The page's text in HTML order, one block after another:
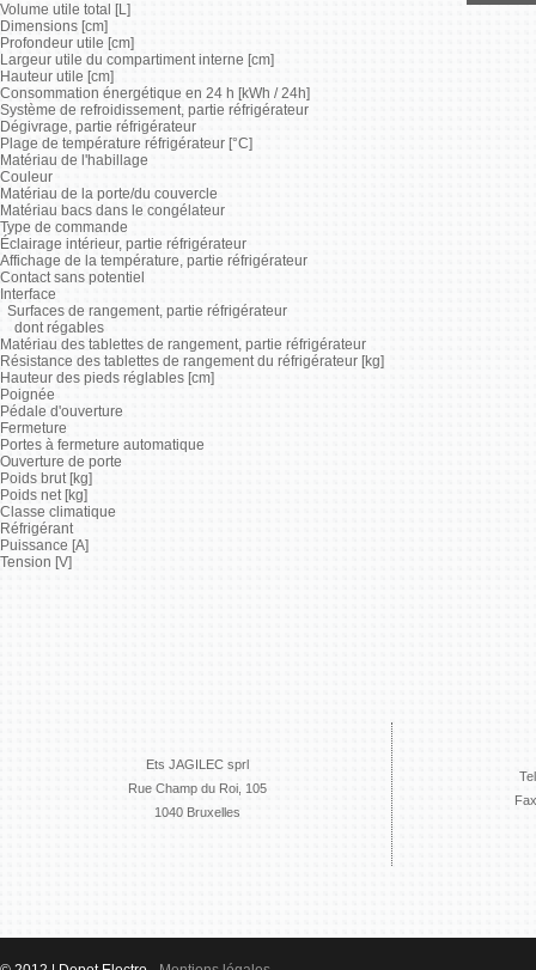
Volume utile total [L]
Dimensions [cm]
Profondeur utile [cm]
Largeur utile du compartiment interne [cm]
Hauteur utile [cm]
Consommation énergétique en 24 h [kWh / 24h]
Système de refroidissement, partie réfrigérateur
Dégivrage, partie réfrigérateur
Plage de température réfrigérateur [°C]
Matériau de l'habillage
Couleur
Matériau de la porte/du couvercle
Matériau bacs dans le congélateur
Type de commande
Éclairage intérieur, partie réfrigérateur
Affichage de la température, partie réfrigérateur
Contact sans potentiel
Interface
Surfaces de rangement, partie réfrigérateur
dont régables
Matériau des tablettes de rangement, partie réfrigérateur
Résistance des tablettes de rangement du réfrigérateur [kg]
Hauteur des pieds réglables [cm]
Poignée
Pédale d'ouverture
Fermeture
Portes à fermeture automatique
Ouverture de porte
Poids brut [kg]
Poids net [kg]
Classe climatique
Réfrigérant
Puissance [A]
Tension [V]
Ets JAGILEC sprl
Rue Champ du Roi, 105
1040 Bruxelles